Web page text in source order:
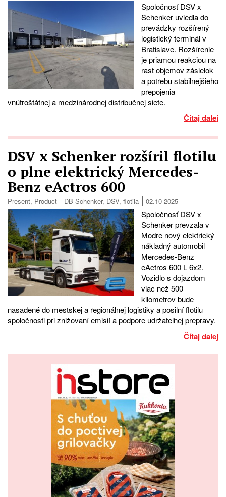
Spoločnosť DSV x
Schenker uviedla do
prevádzky rozšírený
logistický terminál v
Bratislave. Rozšírenie
je priamou reakciou na
rast objemov zásielok
a potrebu stabilnejšieho
prepojenia
vnútroštátnej a medzinárodnej distribučnej siete.
Čítaj dalej
DSV x Schenker rozšíril flotilu
o plne elektrický Mercedes-
Benz eActros 600
Present, Product DB Schenker, DSV, flotila 02.10 2025
Spoločnosť DSV x
Schenker prevzala v
Modre nový elektrický
nákladný automobil
Mercedes-Benz
eActros 600 L 6x2.
Vozidlo s dojazdom
viac než 500
kilometrov bude
nasadené do mestskej a regionálnej logistiky a posilní flotilu
spoločnosti pri znižovaní emisií a podpore udržateľnej prepravy.
Čítaj dalej